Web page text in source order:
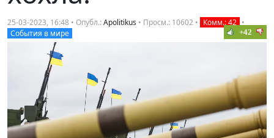
25-03-2023, 16:48 • Опубл.:Apolitikus • Просм.: 10602 • Комм.: 42 •
События в мире
+42